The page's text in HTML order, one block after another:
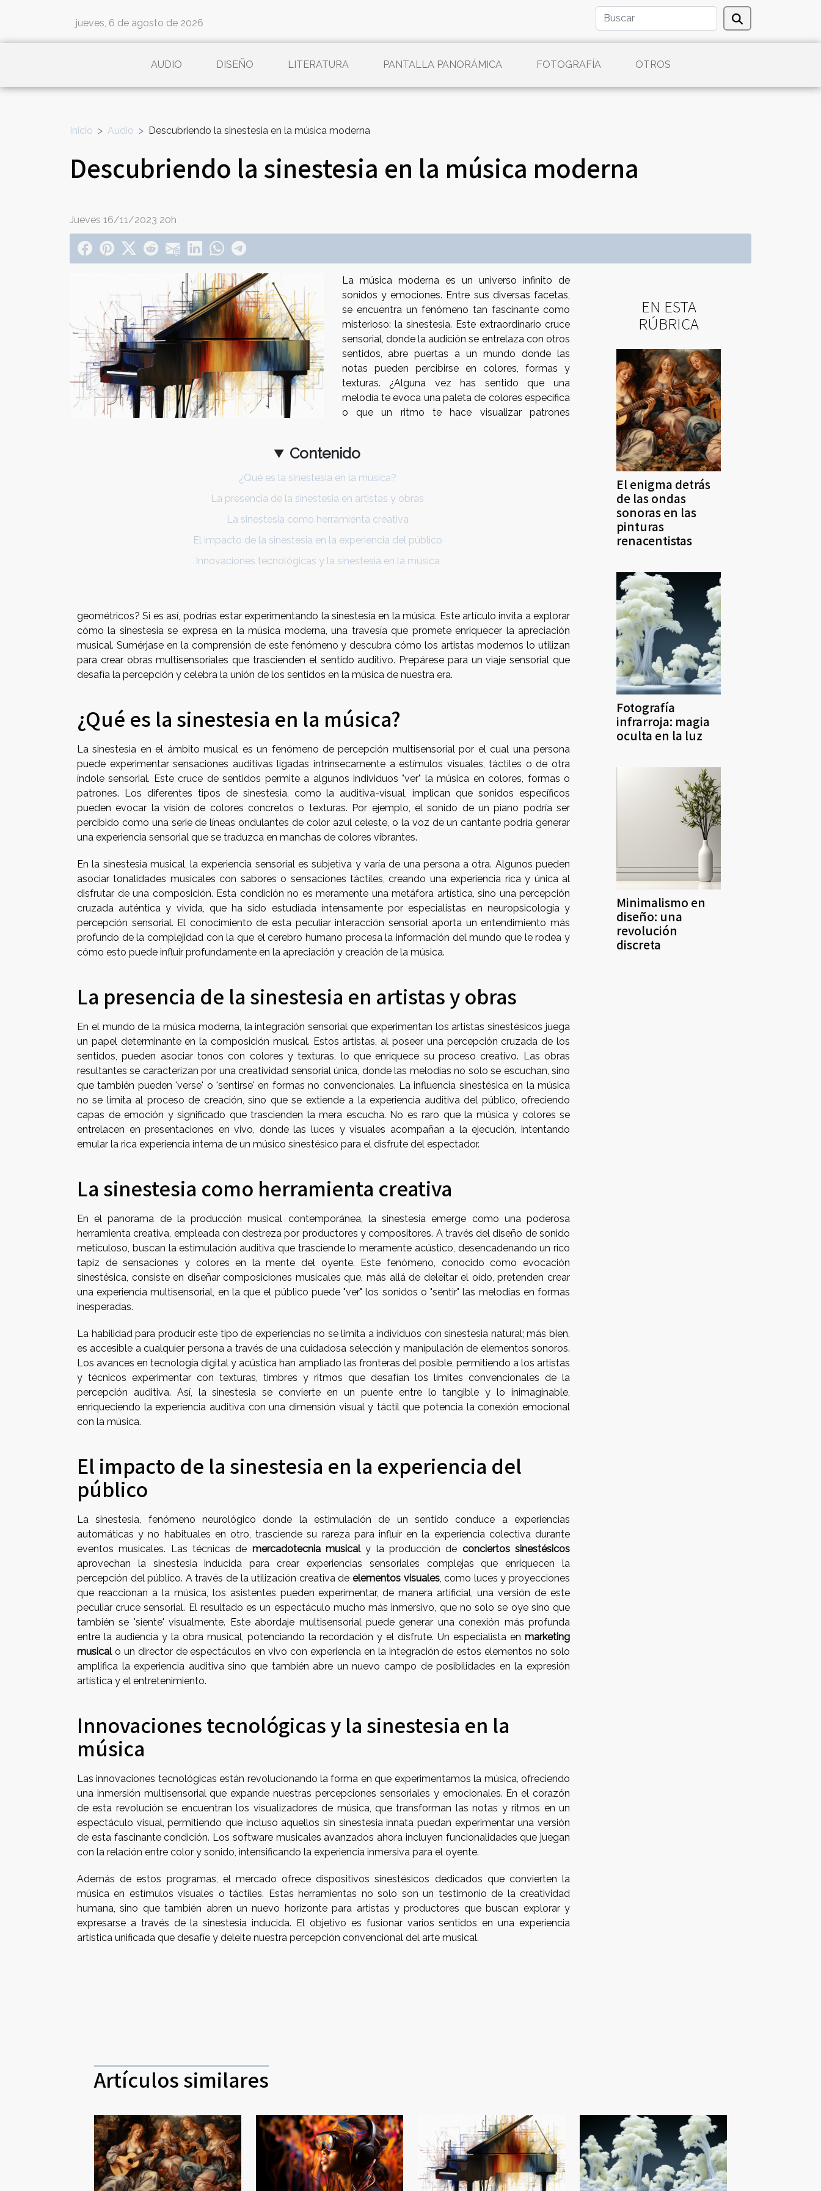
jueves, 6 de agosto de 2026
AUDIO DISEÑO LITERATURA PANTALLA PANORÁMICA FOTOGRAFÍA OTROS
Inicio Audio Descubriendo la sinestesia en la música moderna
Descubriendo la sinestesia en la música moderna
Jueves 16/11/2023 20h
Contenido
¿Qué es la sinestesia en la música?
La presencia de la sinestesia en artistas y obras
La sinestesia como herramienta creativa
El impacto de la sinestesia en la experiencia del público
Innovaciones tecnológicas y la sinestesia en la música
La música moderna es un universo infinito de
sonidos y emociones. Entre sus diversas facetas,
se encuentra un fenómeno tan fascinante como
misterioso: la sinestesia. Este extraordinario cruce
sensorial, donde la audición se entrelaza con otros
sentidos, abre puertas a un mundo donde las
notas pueden percibirse en colores, formas y
texturas. ¿Alguna vez has sentido que una
melodía te evoca una paleta de colores específica
o que un ritmo te hace visualizar patrones
geométricos? Si es así, podrías estar experimentando la sinestesia en la música. Este artículo invita a explorar
cómo la sinestesia se expresa en la música moderna, una travesía que promete enriquecer la apreciación
musical. Sumérjase en la comprensión de este fenómeno y descubra cómo los artistas modernos lo utilizan
para crear obras multisensoriales que trascienden el sentido auditivo. Prepárese para un viaje sensorial que
desafía la percepción y celebra la unión de los sentidos en la música de nuestra era.
¿Qué es la sinestesia en la música?
La sinestesia en el ámbito musical es un fenómeno de percepción multisensorial por el cual una persona
puede experimentar sensaciones auditivas ligadas intrínsecamente a estímulos visuales, táctiles o de otra
índole sensorial. Este cruce de sentidos permite a algunos individuos "ver" la música en colores, formas o
patrones. Los diferentes tipos de sinestesia, como la auditiva-visual, implican que sonidos específicos
pueden evocar la visión de colores concretos o texturas. Por ejemplo, el sonido de un piano podría ser
percibido como una serie de líneas ondulantes de color azul celeste, o la voz de un cantante podría generar
una experiencia sensorial que se traduzca en manchas de colores vibrantes.
En la sinestesia musical, la experiencia sensorial es subjetiva y varía de una persona a otra. Algunos pueden
asociar tonalidades musicales con sabores o sensaciones táctiles, creando una experiencia rica y única al
disfrutar de una composición. Esta condición no es meramente una metáfora artística, sino una percepción
cruzada auténtica y vivida, que ha sido estudiada intensamente por especialistas en neuropsicología y
percepción sensorial. El conocimiento de esta peculiar interacción sensorial aporta un entendimiento más
profundo de la complejidad con la que el cerebro humano procesa la información del mundo que le rodea y
cómo esto puede influir profundamente en la apreciación y creación de la música.
La presencia de la sinestesia en artistas y obras
En el mundo de la música moderna, la integración sensorial que experimentan los artistas sinestésicos juega
un papel determinante en la composición musical. Estos artistas, al poseer una percepción cruzada de los
sentidos, pueden asociar tonos con colores y texturas, lo que enriquece su proceso creativo. Las obras
resultantes se caracterizan por una creatividad sensorial única, donde las melodías no solo se escuchan, sino
que también pueden 'verse' o 'sentirse' en formas no convencionales. La influencia sinestésica en la música
no se limita al proceso de creación, sino que se extiende a la experiencia auditiva del público, ofreciendo
capas de emoción y significado que trascienden la mera escucha. No es raro que la música y colores se
entrelacen en presentaciones en vivo, donde las luces y visuales acompañan a la ejecución, intentando
emular la rica experiencia interna de un músico sinestésico para el disfrute del espectador.
La sinestesia como herramienta creativa
En el panorama de la producción musical contemporánea, la sinestesia emerge como una poderosa
herramienta creativa, empleada con destreza por productores y compositores. A través del diseño de sonido
meticuloso, buscan la estimulación auditiva que trasciende lo meramente acústico, desencadenando un rico
tapiz de sensaciones y colores en la mente del oyente. Este fenómeno, conocido como evocación
sinestésica, consiste en diseñar composiciones musicales que, más allá de deleitar el oído, pretenden crear
una experiencia multisensorial, en la que el público puede "ver" los sonidos o "sentir" las melodías en formas
inesperadas.
La habilidad para producir este tipo de experiencias no se limita a individuos con sinestesia natural; más bien,
es accesible a cualquier persona a través de una cuidadosa selección y manipulación de elementos sonoros.
Los avances en tecnología digital y acústica han ampliado las fronteras del posible, permitiendo a los artistas
y técnicos experimentar con texturas, timbres y ritmos que desafían los límites convencionales de la
percepción auditiva. Así, la sinestesia se convierte en un puente entre lo tangible y lo inimaginable,
enriqueciendo la experiencia auditiva con una dimensión visual y táctil que potencia la conexión emocional
con la música.
El impacto de la sinestesia en la experiencia del
público
La sinestesia, fenómeno neurológico donde la estimulación de un sentido conduce a experiencias
automáticas y no habituales en otro, trasciende su rareza para influir en la experiencia colectiva durante
eventos musicales. Las técnicas de mercadotecnia musicaly la producción de conciertos sinestésicos
aprovechan la sinestesia inducida para crear experiencias sensoriales complejas que enriquecen la
percepción del público. A través de la utilización creativa de elementos visuales, como luces y proyecciones
que reaccionan a la música, los asistentes pueden experimentar, de manera artificial, una versión de este
peculiar cruce sensorial. El resultado es un espectáculo mucho más inmersivo, que no solo se oye sino que
también se 'siente' visualmente. Este abordaje multisensorial puede generar una conexión más profunda
entre la audiencia y la obra musical, potenciando la recordación y el disfrute. Un especialista en marketing
musicalo un director de espectáculos en vivo con experiencia en la integración de estos elementos no solo
amplifica la experiencia auditiva sino que también abre un nuevo campo de posibilidades en la expresión
artística y el entretenimiento.
Innovaciones tecnológicas y la sinestesia en la
música
Las innovaciones tecnológicas están revolucionando la forma en que experimentamos la música, ofreciendo
una inmersión multisensorial que expande nuestras percepciones sensoriales y emocionales. En el corazón
de esta revolución se encuentran los visualizadores de música, que transforman las notas y ritmos en un
espectáculo visual, permitiendo que incluso aquellos sin sinestesia innata puedan experimentar una versión
de esta fascinante condición. Los software musicales avanzados ahora incluyen funcionalidades que juegan
con la relación entre color y sonido, intensificando la experiencia inmersiva para el oyente.
Además de estos programas, el mercado ofrece dispositivos sinestésicos dedicados que convierten la
música en estímulos visuales o táctiles. Estas herramientas no solo son un testimonio de la creatividad
humana, sino que también abren un nuevo horizonte para artistas y productores que buscan explorar y
expresarse a través de la sinestesia inducida. El objetivo es fusionar varios sentidos en una experiencia
artística unificada que desafíe y deleite nuestra percepción convencional del arte musical.
EN ESTA
RÚBRICA
El enigma detrás
de las ondas
sonoras en las
pinturas
renacentistas
Fotografía
infrarroja: magia
oculta en la luz
Minimalismo en
diseño: una
revolución
discreta
Artículos similares